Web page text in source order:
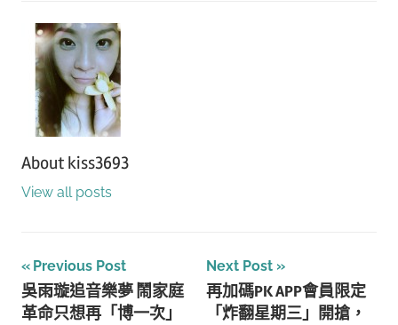
About kiss3693
View all posts
文
章
Previous Post
吳雨璇追音樂夢 鬧家庭
革命只想再「博一次」
Next Post
再加碼PK APP會員限定
「炸翻星期三」開搶，